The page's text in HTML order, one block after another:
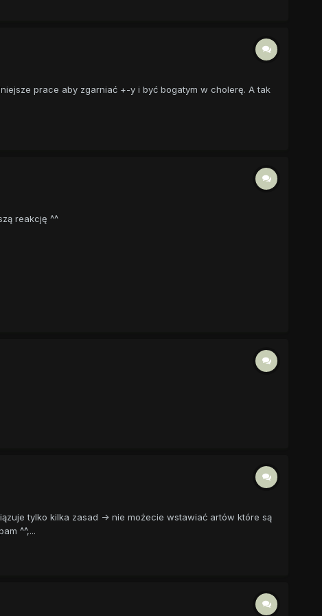
prace aby zgarniać +-y i być bogatym w cholerę. A tak
reakcję ^^
tylko kilka zasad -> nie możecie wstawiać artów które są
^^,...